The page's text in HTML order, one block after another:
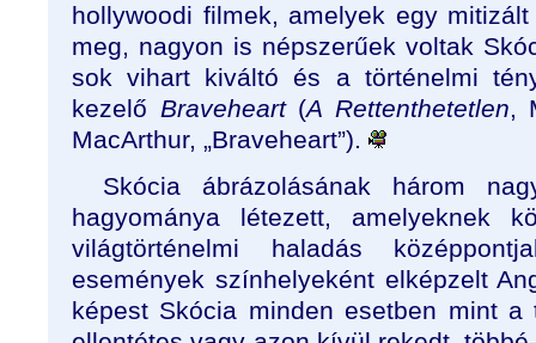
hollywoodi filmek, amelyek egy
meg, nagyon is népszerűek voltak
sok vihart kiváltó és a történelmi
kezelő Braveheart(A Rettenthetetlen,
MacArthur, „Braveheart”).
Skócia ábrázolásának három
hagyománya létezett, amelyeknek
világtörténelmi haladás
események színhelyeként elképzelt
képest Skócia minden esetben mint a